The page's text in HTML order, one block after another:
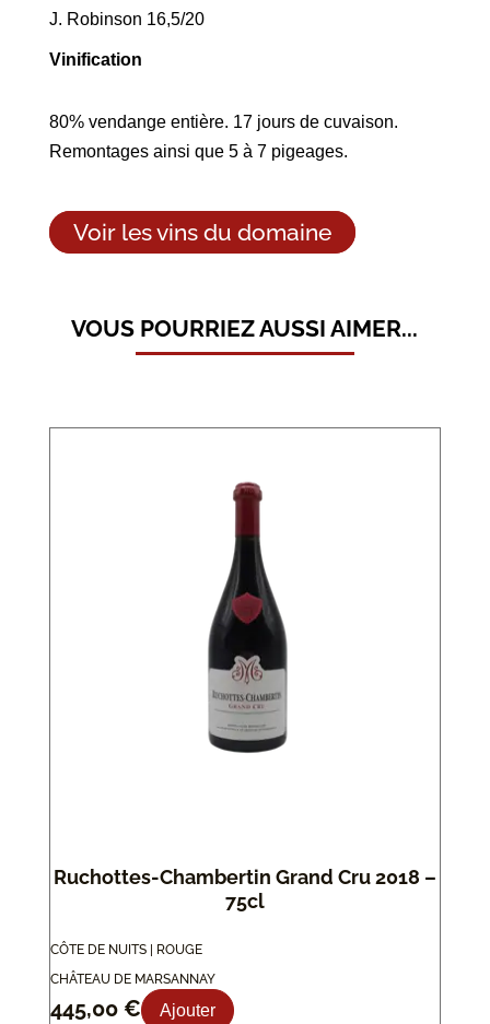
J. Robinson 16,5/20
Vinification
80% vendange entière. 17 jours de cuvaison.
Remontages ainsi que 5 à 7 pigeages.
Voir les vins du domaine
VOUS POURRIEZ AUSSI AIMER...
Ruchottes-Chambertin Grand Cru 2018 –
75cl
CÔTE DE NUITS | ROUGE
CHÂTEAU DE MARSANNAY
445,00 € Ajouter